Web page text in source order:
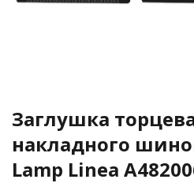
Заглушка
накладного
Lamp Linea